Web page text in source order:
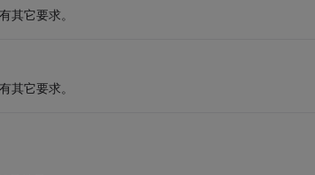
其它要求。
其它要求。